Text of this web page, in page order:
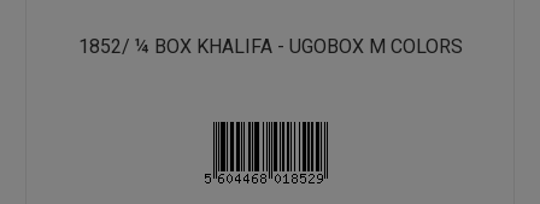
1852/ ¼ BOX KHALIFA - UGOBOX M COLORS